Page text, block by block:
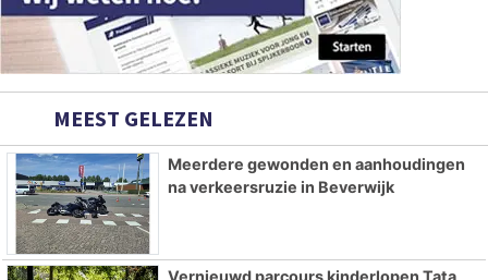
MEEST GELEZEN
Meerdere gewonden en aanhoudingen
na verkeersruzie in Beverwijk
Vernieuwd parcours kinderlopen Tata